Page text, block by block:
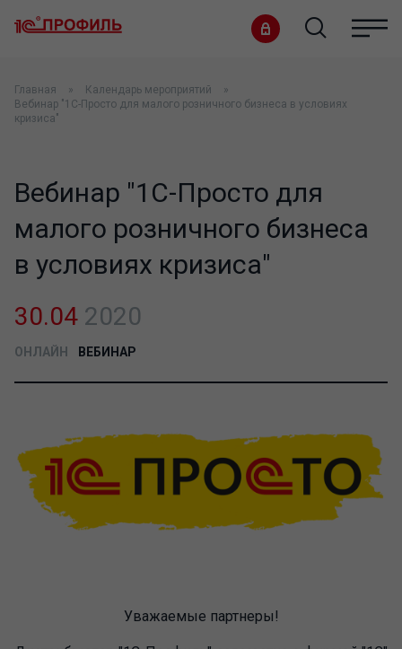
Главная
Календарь мероприятий
Вебинар "1С-Просто для малого розничного бизнеса в условиях
кризиса"
Вебинар "1С-Просто для
малого розничного бизнеса
в условиях кризиса"
30.04 2020
ОНЛАЙН ВЕБИНАР
Уважаемые партнеры!